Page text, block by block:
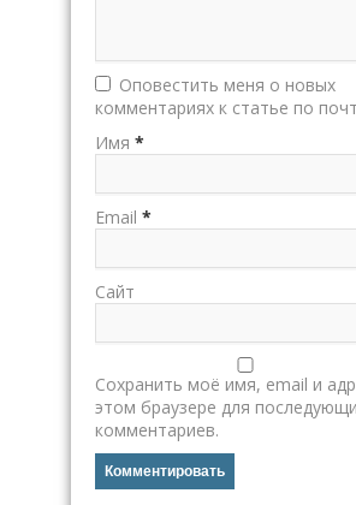
Оповестить меня о новых
комментариях к статье по
Имя *
Email *
Сайт
Сохранить моё имя, email и
этом браузере для
комментариев.